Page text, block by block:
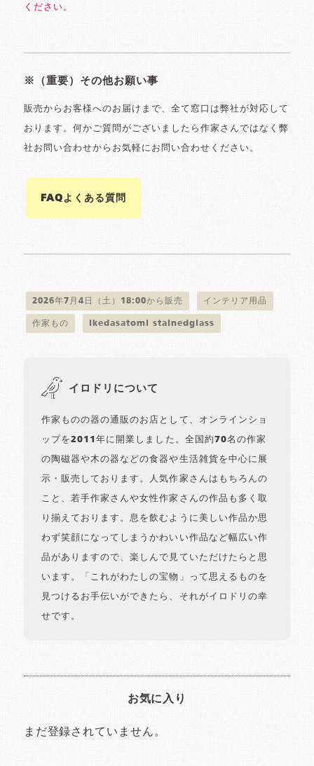
ください。
※（重要）その他お願い事
販売からお客様へのお届けまで、全て窓口は弊社が対応して
おります。何かご質問がございましたら作家さんではなく弊
社お問い合わせからお気軽にお問い合わせください。
FAQよくある質問
2026年7月4日（土）18:00から販売 インテリア用品
作家もの Ikedasatomi stainedglass
イロドリについて
作家ものの器の通販のお店として、オンラインショ
ップを2011年に開業しました。全国約70名の作家
の陶磁器や木の器などの食器や生活雑貨を中心に展
示・販売しております。人気作家さんはもちろんの
こと、若手作家さんや女性作家さんの作品も多く取
り揃えております。息を飲むように美しい作品か思
わず笑顔になってしまうかわいい作品など幅広い作
品がありますので、楽しんで見ていただけたらと思
います。「これがわたしの宝物」って思えるものを
見つけるお手伝いができたら、それがイロドリの幸
せです。
お気に入り
まだ登録されていません。